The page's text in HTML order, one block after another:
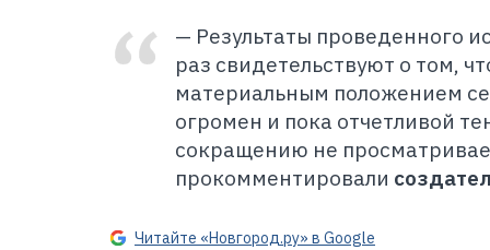
— Результаты проведенного
раз свидетельствуют о том,
материальным положением
огромен и пока отчетливой
сокращению не
прокомментировали
Читайте «Новгород.ру» в Google